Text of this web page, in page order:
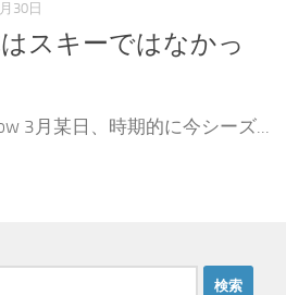
30日
スキーではなかっ
3月某日、時期的に今シーズ...